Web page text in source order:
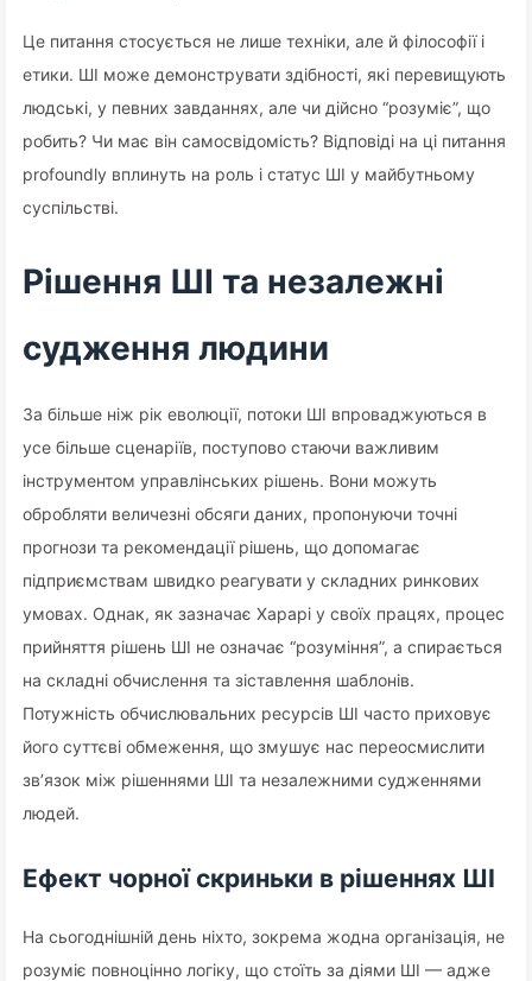
Це питання стосується не лише техніки, але й філософії і
етики. ШІ може демонструвати здібності, які перевищують
людські, у певних завданнях, але чи дійсно “розуміє”, що
робить? Чи має він самосвідомість? Відповіді на ці питання
profoundly вплинуть на роль і статус ШІ у майбутньому
суспільстві.
Рішення ШІ та незалежні
судження людини
За більше ніж рік еволюції, потоки ШІ впроваджуються в
усе більше сценаріїв, поступово стаючи важливим
інструментом управлінських рішень. Вони можуть
обробляти величезні обсяги даних, пропонуючи точні
прогнози та рекомендації рішень, що допомагає
підприємствам швидко реагувати у складних ринкових
умовах. Однак, як зазначає Харарі у своїх працях, процес
прийняття рішень ШІ не означає “розуміння”, а спирається
на складні обчислення та зіставлення шаблонів.
Потужність обчислювальних ресурсів ШІ часто приховує
його суттєві обмеження, що змушує нас переосмислити
зв’язок між рішеннями ШІ та незалежними судженнями
людей.
Ефект чорної скриньки в рішеннях ШІ
На сьогоднішній день ніхто, зокрема жодна організація, не
розуміє повноцінно логіку, що стоїть за діями ШІ — адже